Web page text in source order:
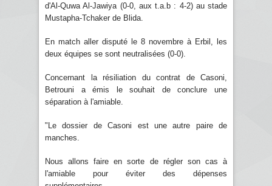
d'Al-Quwa Al-Jawiya (0-0, aux t.a.b : 4-2) au stade
Mustapha-Tchaker de Blida.
En match aller disputé le 8 novembre à Erbil, les
deux équipes se sont neutralisées (0-0).
Concernant la résiliation du contrat de Casoni,
Betrouni a émis le souhait de conclure une
séparation à l'amiable.
"Le dossier de Casoni est une autre paire de
manches.
Nous allons faire en sorte de régler son cas à
l'amiable pour éviter des dépenses